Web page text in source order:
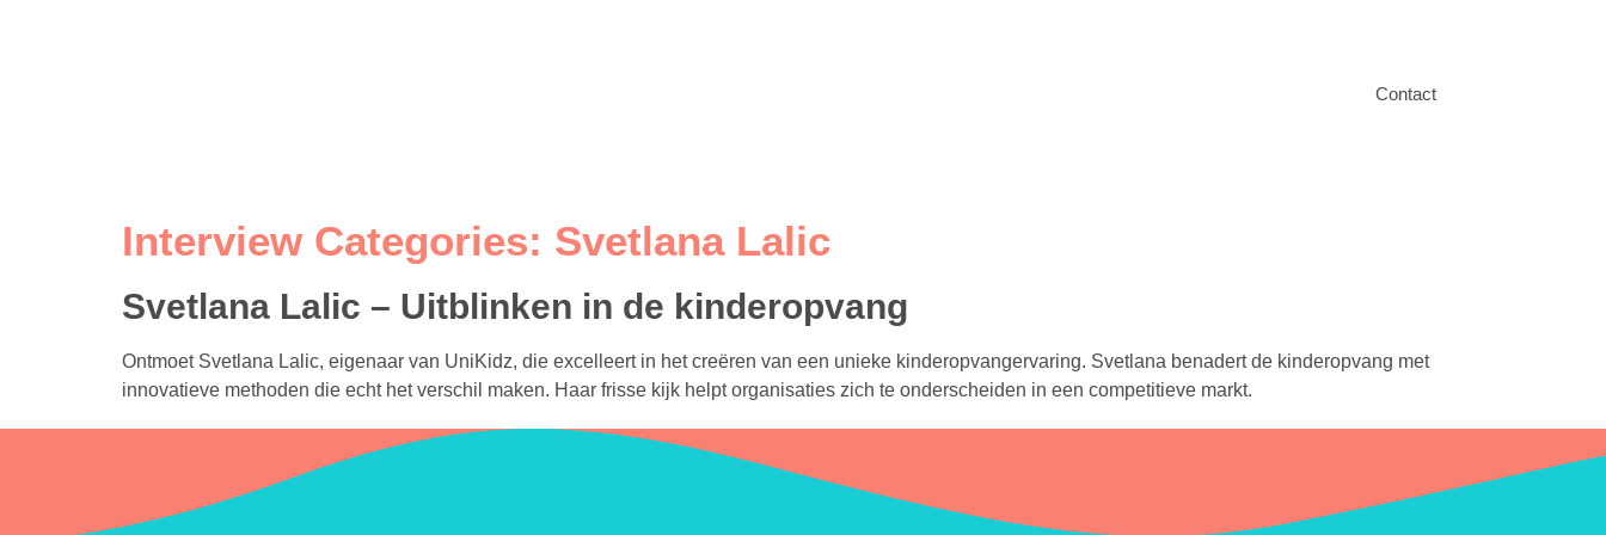
Contact
Interview Categories: Svetlana Lalic
Svetlana Lalic – Uitblinken in de kinderopvang
Ontmoet Svetlana Lalic, eigenaar van UniKidz, die excelleert in het creëren van een unieke kinderopvangervaring. Svetlana benadert de kinderopvang met
innovatieve methoden die echt het verschil maken. Haar frisse kijk helpt organisaties zich te onderscheiden in een competitieve markt.